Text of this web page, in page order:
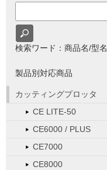
検索ワード：商品名/型名
製品別対応商品
カッティングプロッタ
CE LITE-50
CE6000 / PLUS
CE7000
CE8000